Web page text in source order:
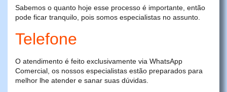
Sabemos o quanto hoje esse processo é importante, então
pode ficar tranquilo, pois somos especialistas no assunto.
Telefone
O atendimento é feito exclusivamente via WhatsApp
Comercial, os nossos especialistas estão preparados para
melhor lhe atender e sanar suas dúvidas.